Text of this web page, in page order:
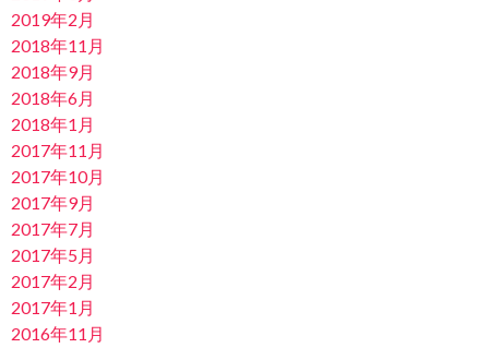
2019年2月
2018年11月
2018年9月
2018年6月
2018年1月
2017年11月
2017年10月
2017年9月
2017年7月
2017年5月
2017年2月
2017年1月
2016年11月